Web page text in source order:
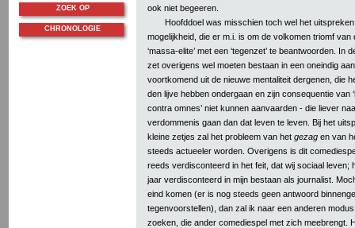
ook niet begeeren.
Hoofddoel was misschien toch wel het
mogelijkheid, die er m.i. is om de volkomen triomf van
‘massa-elite’ met een ‘tegenzet’ te beantwoorden. In
zet overigens wel moeten bestaan in een oneindig
voortkomend uit de nieuwe mentaliteit dergenen, die
den lijve hebben ondergaan en zijn consequentie van
contra omnes’ niet kunnen aanvaarden - die liever
verdommenis gaan dan dat leven te leven. Bij het
kleine zetjes zal het probleem van het gezag en van
steeds actueeler worden. Overigens is dit
reeds verdisconteerd in het feit, dat wij sociaal leven;
jaar verdisconteerd in mijn bestaan als journalist.
eind komen (er is nog steeds geen antwoord
tegenvoorstellen), dan zal ik naar een anderen
zoeken, die ander comediespel met zich meebrengt.
ZOEK OP
CHRONOLOGIE